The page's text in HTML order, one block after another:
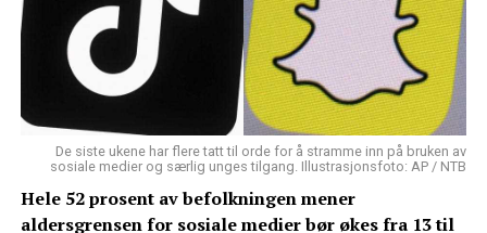
De siste ukene har flere tatt til orde for å stramme inn på bruken av
sosiale medier og særlig unges tilgang. Illustrasjonsfoto: AP / NTB
Hele 52 prosent av befolkningen mener
aldersgrensen for sosiale medier bør økes fra 13 til